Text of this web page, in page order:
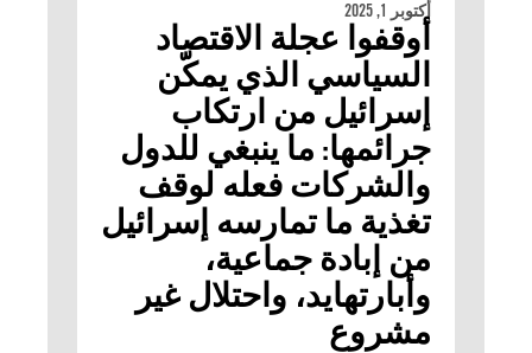
أكتوبر 1, 2025
أوقفوا عجلة الاقتصاد
السياسي الذي يمكّن
إسرائيل من ارتكاب
جرائمها: ما ينبغي للدول
والشركات فعله لوقف
تغذية ما تمارسه إسرائيل
من إبادة جماعية،
وأبارتهايد، واحتلال غير
مشروع